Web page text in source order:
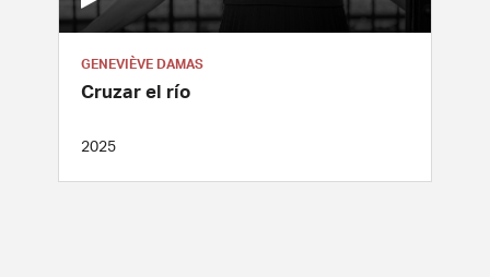
GENEVIÈVE DAMAS
Cruzar el río
2025